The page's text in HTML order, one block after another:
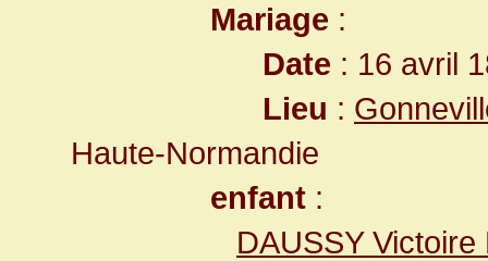
Mariage :
Date : 16 avril
Lieu :
Haute-Normandie
enfant :
DAUSSY Victoire